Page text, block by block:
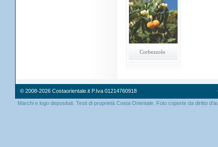
Corbezzolo
© 2008-2026 Costaorientale.it P.Iva 01214760918
Marchi e logo depositati. Testi di proprietà Costa Orientale. Foto coperte da diritto